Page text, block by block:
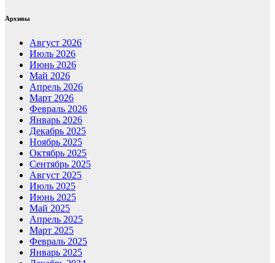
Архивы
Август 2026
Июль 2026
Июнь 2026
Май 2026
Апрель 2026
Март 2026
Февраль 2026
Январь 2026
Декабрь 2025
Ноябрь 2025
Октябрь 2025
Сентябрь 2025
Август 2025
Июль 2025
Июнь 2025
Май 2025
Апрель 2025
Март 2025
Февраль 2025
Январь 2025